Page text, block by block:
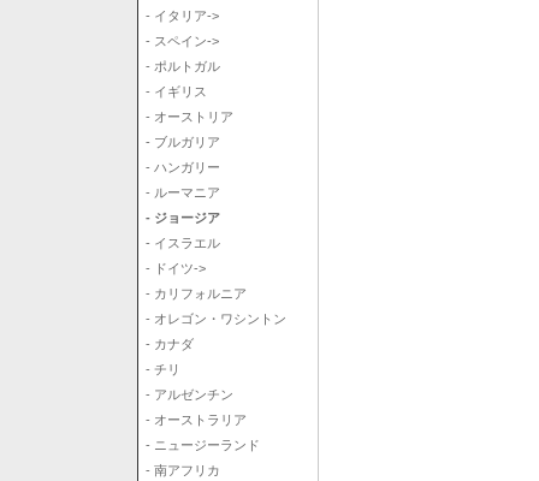
- イタリア->
- スペイン->
- ポルトガル
- イギリス
- オーストリア
- ブルガリア
- ハンガリー
- ルーマニア
- ジョージア
- イスラエル
- ドイツ->
- カリフォルニア
- オレゴン・ワシントン
- カナダ
- チリ
- アルゼンチン
- オーストラリア
- ニュージーランド
- 南アフリカ